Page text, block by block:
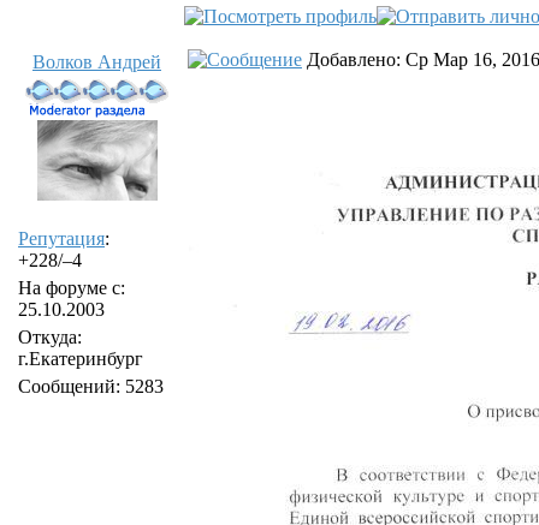
Волков Андрей
Репутация:
+228/–4
На форуме с:
25.10.2003
Откуда:
г.Екатеринбург
Сообщений: 5283
Добавлено: Ср Мар 16,